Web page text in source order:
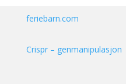
feriebarn.com
Crispr – genmanipulasjon